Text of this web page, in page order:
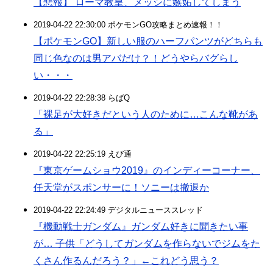
【悲報】 ローマ教皇、メッシに嫉妬してしまう
2019-04-22 22:30:00 ポケモンGO攻略まとめ速報！！
【ポケモンGO】新しい服のハーフパンツがどちらも
同じ色なのは男アバだけ？！どうやらバグらし
い・・・
2019-04-22 22:28:38 らばQ
「裸足が大好きだという人のために…こんな靴があ
る」
2019-04-22 22:25:19 えび通
『東京ゲームショウ2019』のインディーコーナー、
任天堂がスポンサーに！ソニーは撤退か
2019-04-22 22:24:49 デジタルニューススレッド
『機動戦士ガンダム』ガンダム好きに聞きたい事
が… 子供「どうしてガンダムを作らないでジムをた
くさん作るんだろう？」←これどう思う？